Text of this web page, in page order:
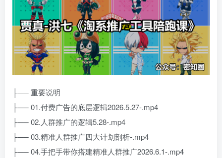
├── 重要说明
├── 01.付费广告的底层逻辑2026.5.27-.mp4
├── 02.人群推广的逻辑5.28-.mp4
├── 03.精准人群推广四大计划剖析-.mp4
├── 04.手把手带你搭建精准人群推广2026.6.1-.mp4